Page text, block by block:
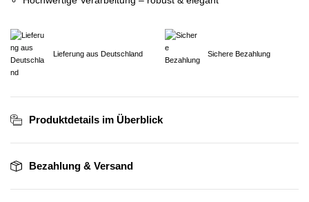
Lieferung aus Deutschland Sichere Bezahlung
Produktdetails im Überblick
Bezahlung & Versand